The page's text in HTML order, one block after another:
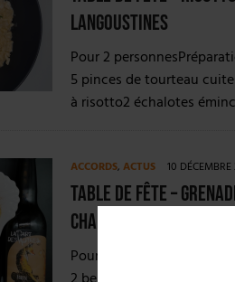
langoustines
Pour 2
5 pinces de tourteau
à risotto2 échalotes
ACCORDS, ACTUS 10 DÉCEMBRE
Table de fête –
champignons des bois
Pour 2